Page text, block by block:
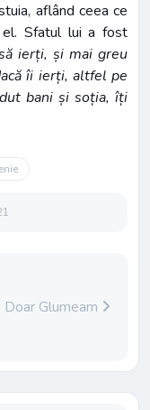
aflând ceea ce
Sfatul lui a fost
ierți, și mai greu
îi ierți, altfel pe
bani și soția, îți
Doar Glumeam